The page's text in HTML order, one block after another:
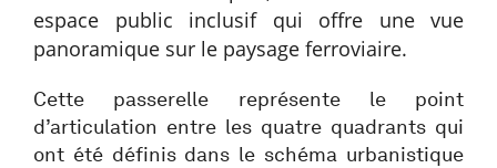
espace public inclusif qui offre une vue
panoramique sur le paysage ferroviaire.
Cette passerelle représente le point
d’articulation entre les quatre quadrants qui
ont été définis dans le schéma urbanistique